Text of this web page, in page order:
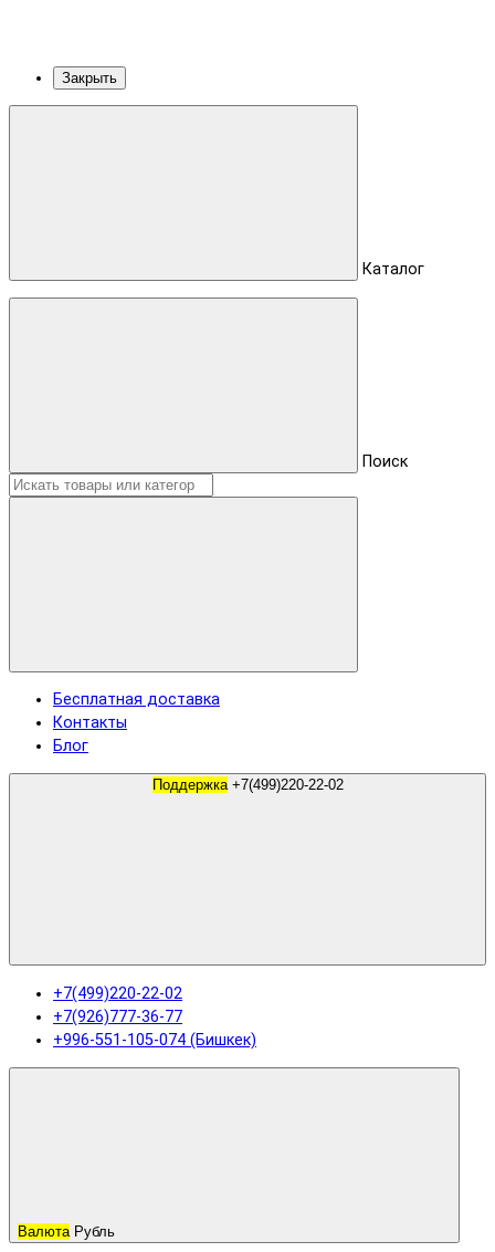
Закрыть
Каталог
Поиск
Бесплатная доставка
Контакты
Блог
Поддержка +7(499)220-22-02
+7(499)220-22-02
+7(926)777-36-77
+996-551-105-074 (Бишкек)
Валюта Рубль